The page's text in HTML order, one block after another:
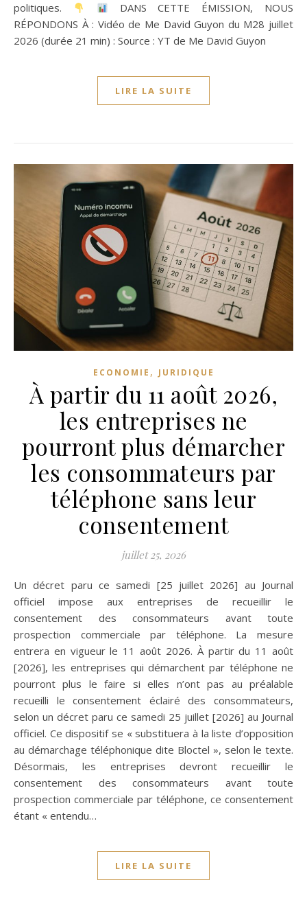
politiques.
DANS CETTE ÉMISSION, NOUS
RÉPONDONS À : Vidéo de Me David Guyon du M28 juillet
2026 (durée 21 min) : Source : YT de Me David Guyon
LIRE LA SUITE
ECONOMIE , JURIDIQUE
À partir du 11 août 2026,
les entreprises ne
pourront plus démarcher
les consommateurs par
téléphone sans leur
consentement
juillet 25, 2026
Un décret paru ce samedi [25 juillet 2026] au Journal
officiel impose aux entreprises de recueillir le
consentement des consommateurs avant toute
prospection commerciale par téléphone. La mesure
entrera en vigueur le 11 août 2026. À partir du 11 août
[2026], les entreprises qui démarchent par téléphone ne
pourront plus le faire si elles n’ont pas au préalable
recueilli le consentement éclairé des consommateurs,
selon un décret paru ce samedi 25 juillet [2026] au Journal
officiel. Ce dispositif se « substituera à la liste d’opposition
au démarchage téléphonique dite Bloctel », selon le texte.
Désormais, les entreprises devront recueillir le
consentement des consommateurs avant toute
prospection commerciale par téléphone, ce consentement
étant « entendu…
LIRE LA SUITE